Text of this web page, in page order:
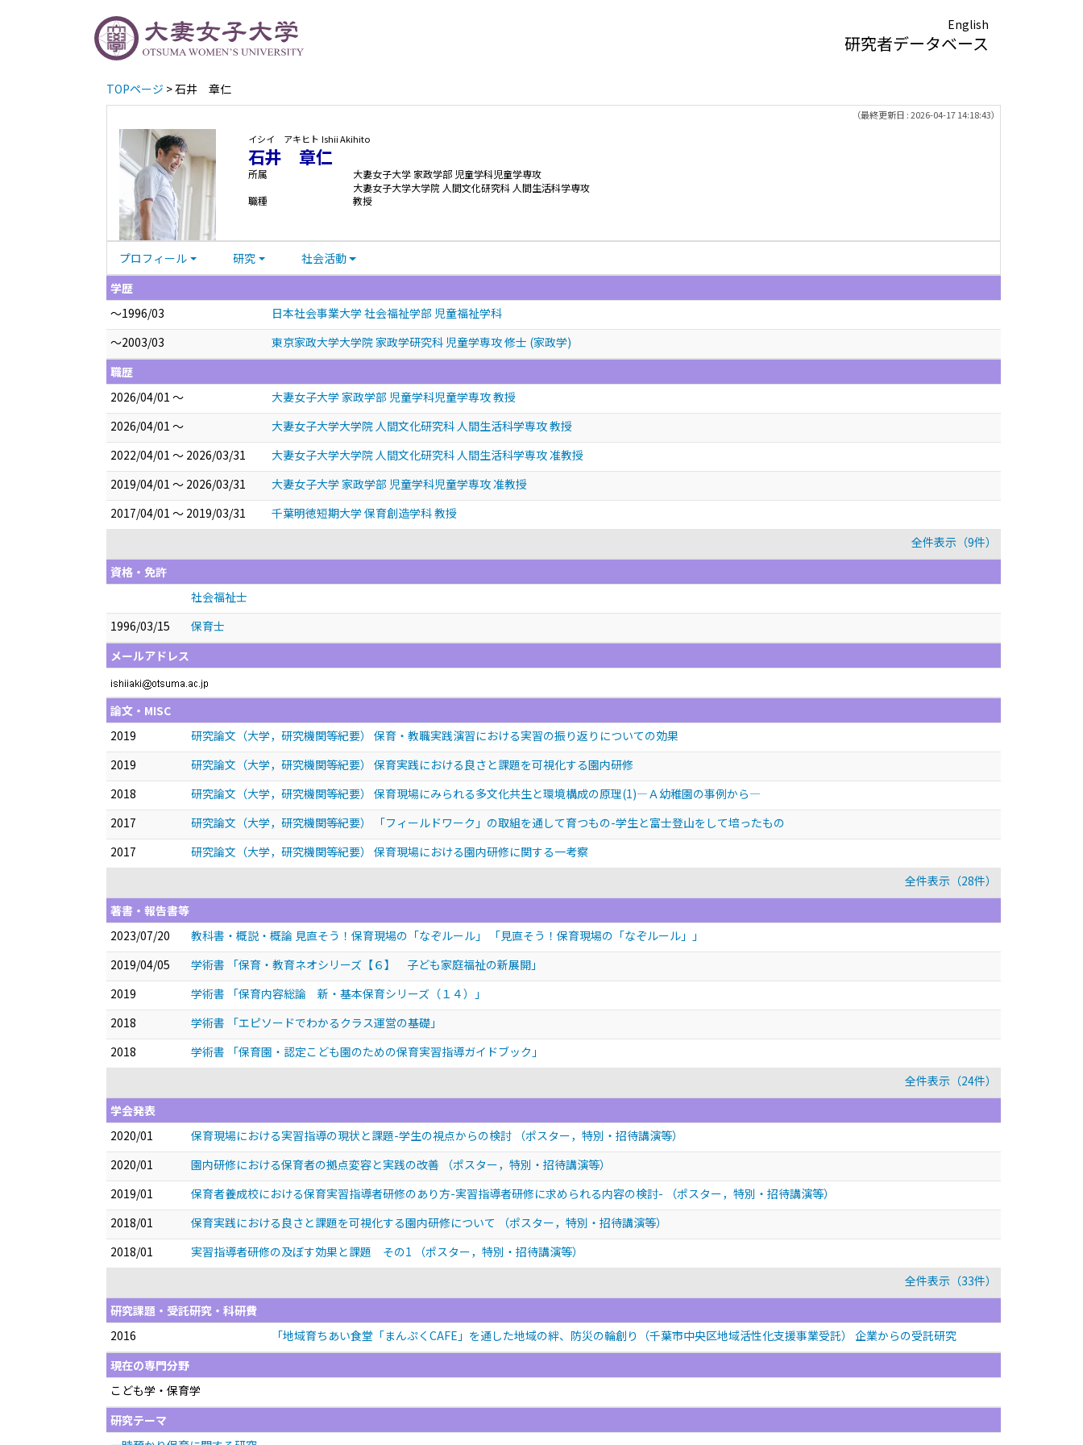
English
研究者データベース
TOPページ > 石井 章仁
（最終更新日 : 2026-04-17 14:18:43）
イシイ アキヒト Ishii Akihito
石井 章仁
所属
大妻女子大学 家政学部 児童学科児童学専攻
大妻女子大学大学院 人間文化研究科 人間生活科学専攻
職種
教授
プロフィール 研究
社会活動
学歴
～1996/03
日本社会事業大学 社会福祉学部 児童福祉学科
～2003/03
東京家政大学大学院 家政学研究科 児童学専攻 修士 (家政学)
職歴
2026/04/01 ～
大妻女子大学 家政学部 児童学科児童学専攻 教授
2026/04/01 ～
大妻女子大学大学院 人間文化研究科 人間生活科学専攻 教授
2022/04/01 ～ 2026/03/31
大妻女子大学大学院 人間文化研究科 人間生活科学専攻 准教授
2019/04/01 ～ 2026/03/31
大妻女子大学 家政学部 児童学科児童学専攻 准教授
2017/04/01 ～ 2019/03/31
千葉明徳短期大学 保育創造学科 教授
全件表示（9件）
資格・免許
社会福祉士
1996/03/15
保育士
メールアドレス
論文・MISC
2019
研究論文（大学，研究機関等紀要） 保育・教職実践演習における実習の振り返りについての効果
2019
研究論文（大学，研究機関等紀要） 保育実践における良さと課題を可視化する園内研修
2018
研究論文（大学，研究機関等紀要） 保育現場にみられる多文化共生と環境構成の原理(1)—Ａ幼稚園の事例から—
2017
研究論文（大学，研究機関等紀要） 「フィールドワーク」の取組を通して育つもの-学生と富士登山をして培ったもの
2017
研究論文（大学，研究機関等紀要） 保育現場における園内研修に関する一考察
全件表示（28件）
著書・報告書等
2023/07/20
教科書・概説・概論 見直そう！保育現場の「なぞルール」 「見直そう！保育現場の「なぞルール」」
2019/04/05
学術書 「保育・教育ネオシリーズ【６】 子ども家庭福祉の新展開」
2019
学術書 「保育内容総論 新・基本保育シリーズ（１４）」
2018
学術書 「エピソードでわかるクラス運営の基礎」
2018
学術書 「保育園・認定こども園のための保育実習指導ガイドブック」
全件表示（24件）
学会発表
2020/01
保育現場における実習指導の現状と課題-学生の視点からの検討
（ポスター，特別・招待講演等）
2020/01
園内研修における保育者の拠点変容と実践の改善
（ポスター，特別・招待講演等）
2019/01
保育者養成校における保育実習指導者研修のあり方-実習指導者研修に求められる内容の検討-
（ポスター，特別・招待講演等）
2018/01
保育実践における良さと課題を可視化する園内研修について
（ポスター，特別・招待講演等）
2018/01
実習指導者研修の及ぼす効果と課題 その1
（ポスター，特別・招待講演等）
全件表示（33件）
研究課題・受託研究・科研費
2016
「地域育ちあい食堂「まんぷくCAFE」を通した地域の絆、防災の輪創り（千葉市中央区地域活性化支援事業受託） 企業からの受託研究
現在の専門分野
こども学・保育学
研究テーマ